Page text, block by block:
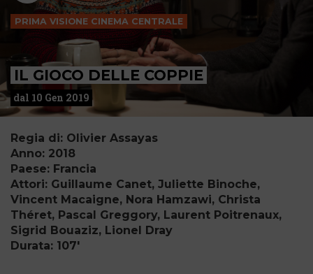
PRIMA VISIONE CINEMA CENTRALE
IL GIOCO DELLE COPPIE
dal 10 Gen 2019
Regia di: Olivier Assayas
Anno: 2018
Paese: Francia
Attori: Guillaume Canet, Juliette Binoche,
Vincent Macaigne, Nora Hamzawi, Christa
Théret, Pascal Greggory, Laurent Poitrenaux,
Sigrid Bouaziz, Lionel Dray
Durata: 107'